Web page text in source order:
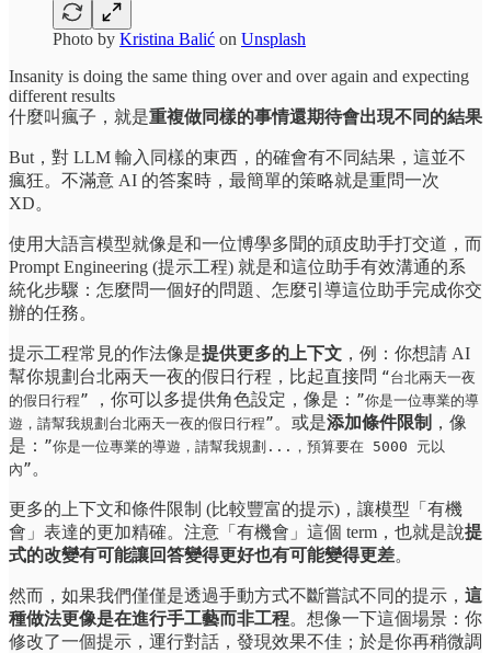
Photo by Kristina Balić on Unsplash
Insanity is doing the same thing over and over again and expecting
different results
什麼叫瘋子，就是重複做同樣的事情還期待會出現不同的結果
But，對 LLM 輸入同樣的東西，的確會有不同結果，這並不
瘋狂。不滿意 AI 的答案時，最簡單的策略就是重問一次
XD。
使用大語言模型就像是和一位博學多聞的頑皮助手打交道，而
Prompt Engineering (提示工程) 就是和這位助手有效溝通的系
統化步驟：怎麼問一個好的問題、怎麼引導這位助手完成你交
辦的任務。
提示工程常見的作法像是提供更多的上下文 ，例：你想請 AI
幫你規劃台北兩天一夜的假日行程，比起直接問 “台北兩天一夜
的假日行程”
，你可以多提供角色設定，像是： ”你是一位專業的導
遊，請幫我規劃台北兩天一夜的假日行程” 。或是添加條件限制 ，像
是： ”你是一位專業的導遊，請幫我規劃...，預算要在 5000 元以
內” 。
更多的上下文和條件限制 (比較豐富的提示)，讓模型「有機
會」表達的更加精確。注意「有機會」這個 term，也就是說提
式的改變有可能讓回答變得更好也有可能變得更差。
然而，如果我們僅僅是透過手動方式不斷嘗試不同的提示， 這
種做法更像是在進行手工藝而非工程。想像一下這個場景：你
修改了一個提示，運行對話，發現效果不佳；於是你再稍微調